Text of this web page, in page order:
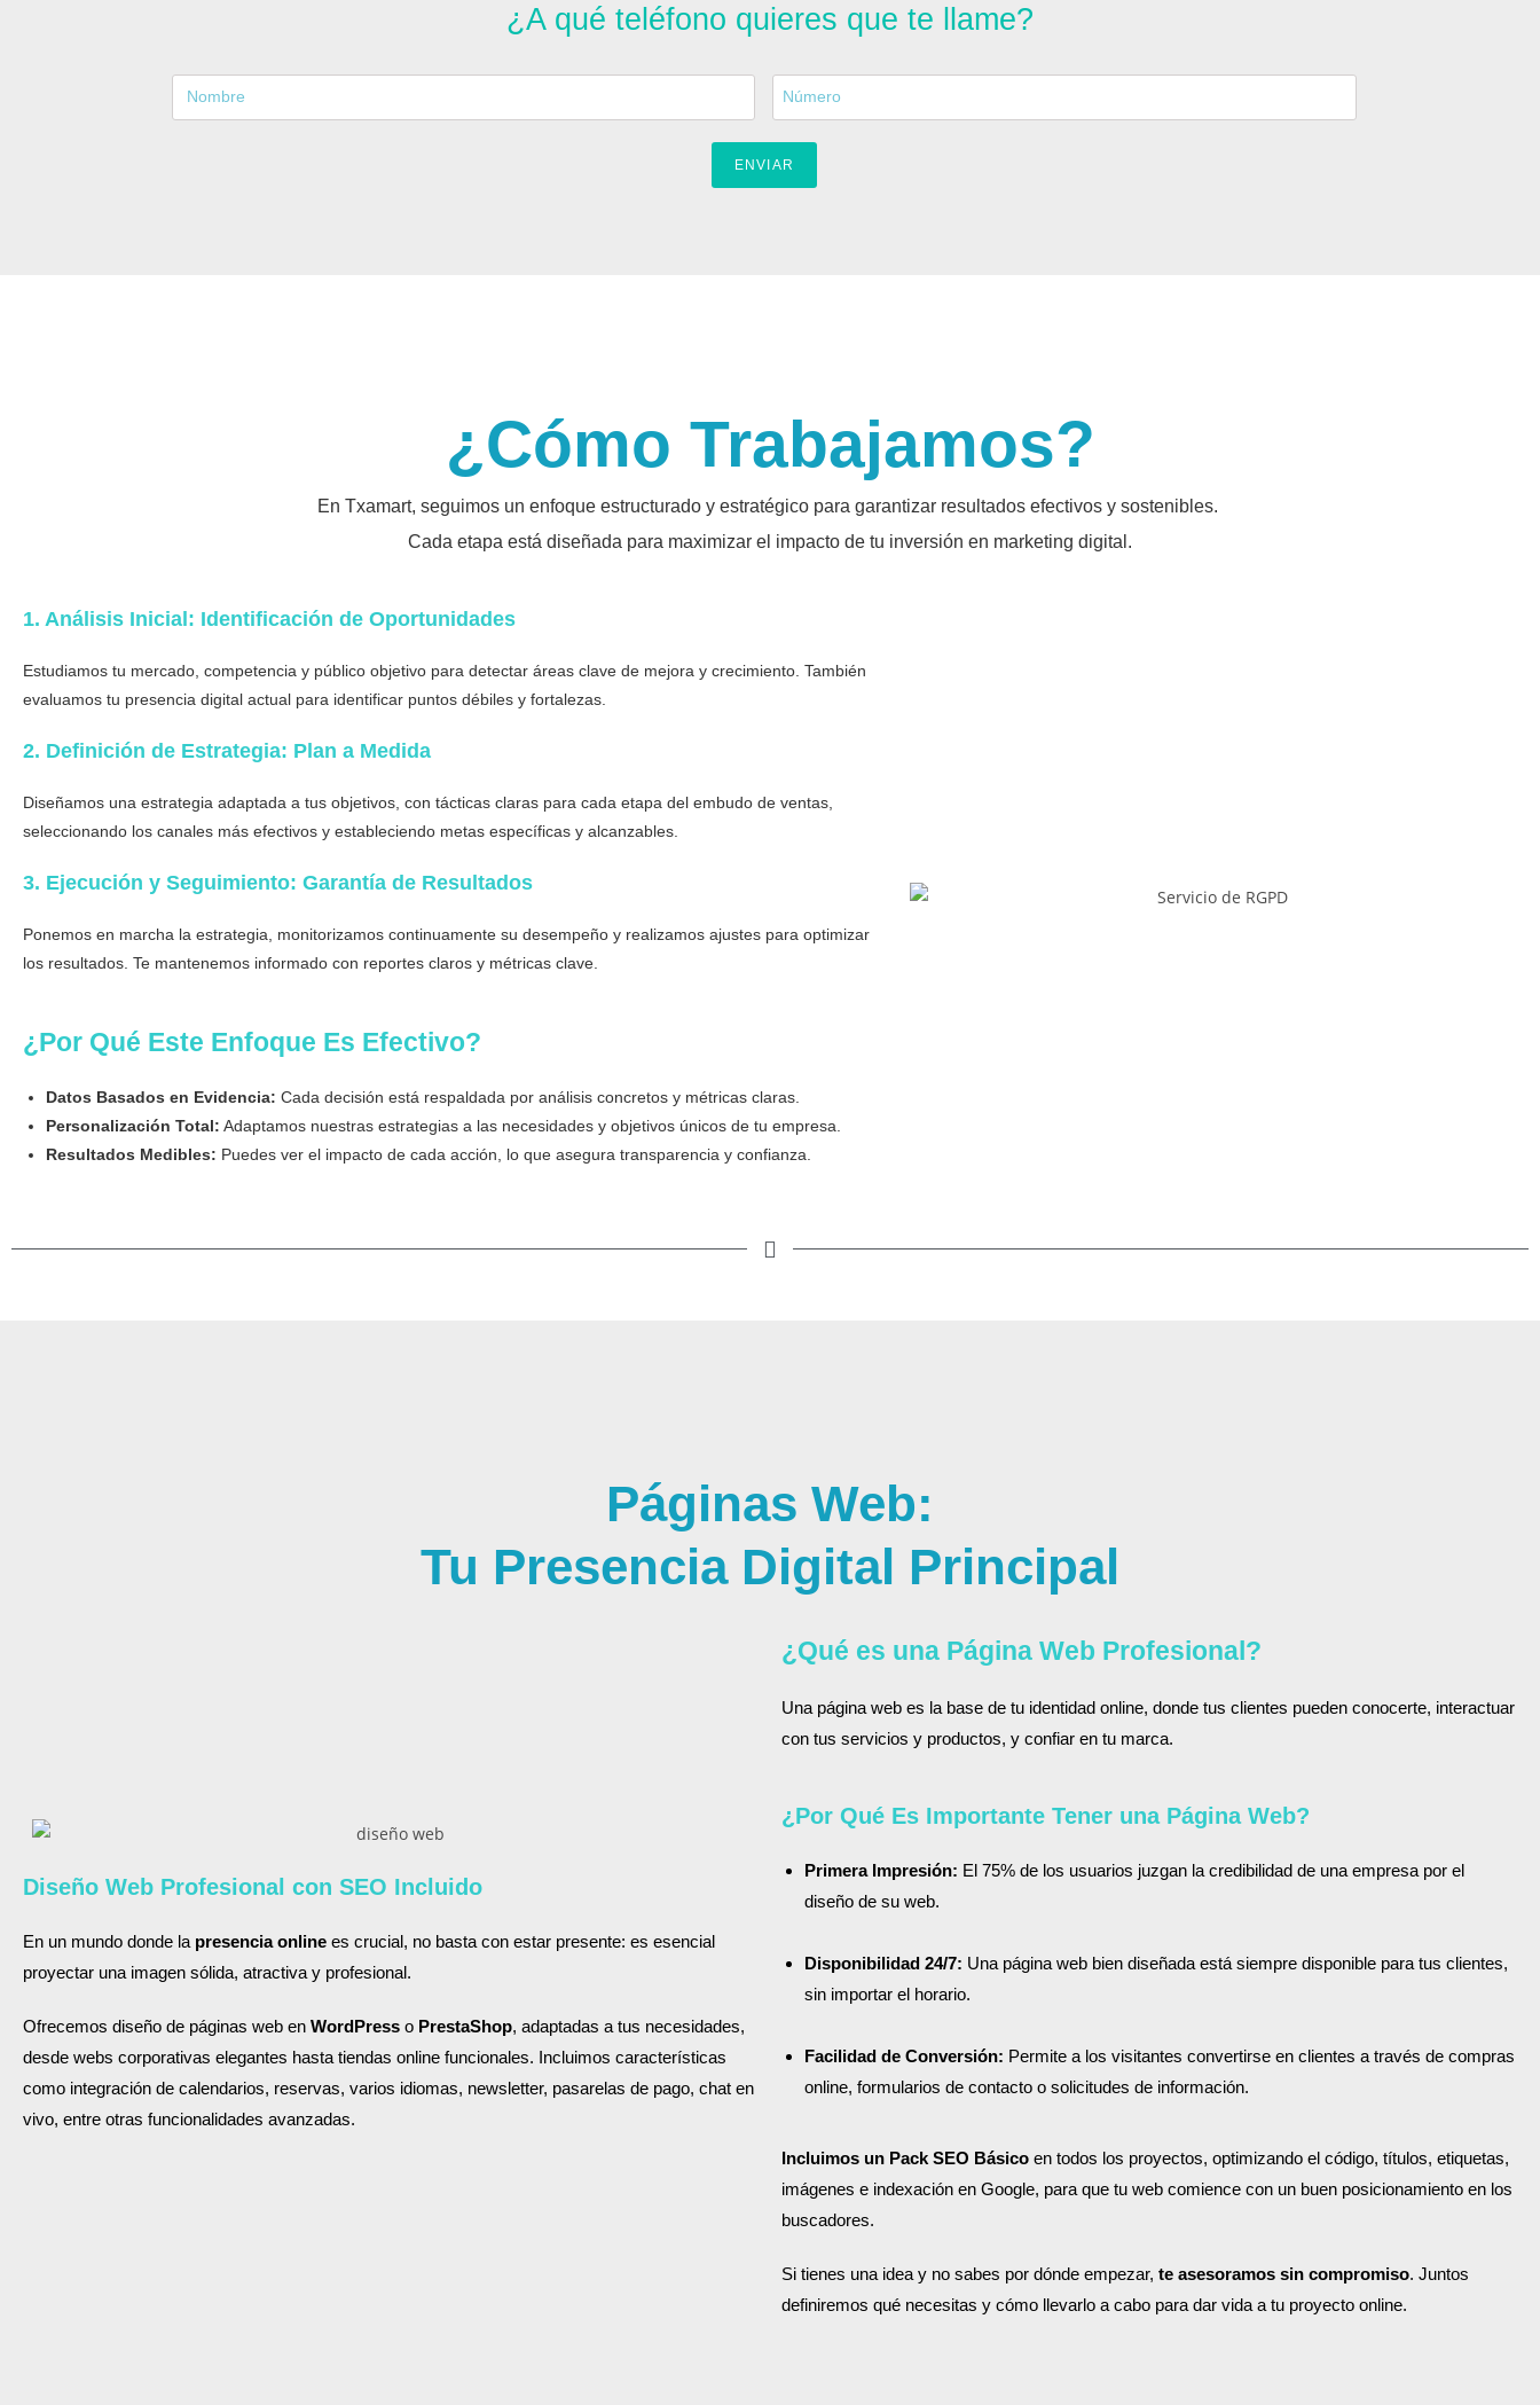
¿A qué teléfono quieres que te llame?
ENVIAR
¿Cómo Trabajamos?
En Txamart, seguimos un enfoque estructurado y estratégico para garantizar resultados efectivos y sostenibles.
Cada etapa está diseñada para maximizar el impacto de tu inversión en marketing digital.
1. Análisis Inicial: Identificación de Oportunidades
Estudiamos tu mercado, competencia y público objetivo para detectar áreas clave de mejora y crecimiento. También
evaluamos tu presencia digital actual para identificar puntos débiles y fortalezas.
2. Definición de Estrategia: Plan a Medida
Diseñamos una estrategia adaptada a tus objetivos, con tácticas claras para cada etapa del embudo de ventas,
seleccionando los canales más efectivos y estableciendo metas específicas y alcanzables.
3. Ejecución y Seguimiento: Garantía de Resultados
Ponemos en marcha la estrategia, monitorizamos continuamente su desempeño y realizamos ajustes para optimizar
los resultados. Te mantenemos informado con reportes claros y métricas clave.
¿Por Qué Este Enfoque Es Efectivo?
Datos Basados en Evidencia: Cada decisión está respaldada por análisis concretos y métricas claras.
Personalización Total: Adaptamos nuestras estrategias a las necesidades y objetivos únicos de tu empresa.
Resultados Medibles: Puedes ver el impacto de cada acción, lo que asegura transparencia y confianza.
Páginas Web:
Tu Presencia Digital Principal
Diseño Web Profesional con SEO Incluido
En un mundo donde la presencia online es crucial, no basta con estar presente: es esencial
proyectar una imagen sólida, atractiva y profesional.
Ofrecemos diseño de páginas web en WordPress o PrestaShop, adaptadas a tus necesidades,
desde webs corporativas elegantes hasta tiendas online funcionales. Incluimos características
como integración de calendarios, reservas, varios idiomas, newsletter, pasarelas de pago, chat en
vivo, entre otras funcionalidades avanzadas.
¿Qué es una Página Web Profesional?
Una página web es la base de tu identidad online, donde tus clientes pueden conocerte, interactuar
con tus servicios y productos, y confiar en tu marca.
¿Por Qué Es Importante Tener una Página Web?
Primera Impresión: El 75% de los usuarios juzgan la credibilidad de una empresa por el
diseño de su web.
Disponibilidad 24/7: Una página web bien diseñada está siempre disponible para tus clientes,
sin importar el horario.
Facilidad de Conversión: Permite a los visitantes convertirse en clientes a través de compras
online, formularios de contacto o solicitudes de información.
Incluimos un Pack SEO Básico en todos los proyectos, optimizando el código, títulos, etiquetas,
imágenes e indexación en Google, para que tu web comience con un buen posicionamiento en los
buscadores.
Si tienes una idea y no sabes por dónde empezar, te asesoramos sin compromiso. Juntos
definiremos qué necesitas y cómo llevarlo a cabo para dar vida a tu proyecto online.